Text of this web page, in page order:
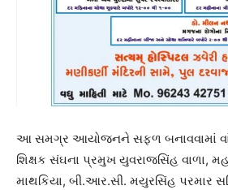
આ સમગ્ર આયોજનને સફળ બનાવવામાં
શિક્ષક સંઘના પ્રમુખ યુવરાજસિંહ વાળા,
માથકિયા, બી.આર.સી. મયુરસિંહ પરમાર